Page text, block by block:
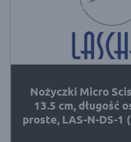
Nożyczki Micro
13.5 cm, długość
proste, LAS-N-DS-1